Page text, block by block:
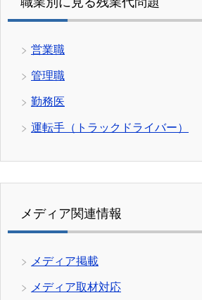
営業職
管理職
勤務医
運転手（トラックドライバー）
メディア関連情報
メディア掲載
メディア取材対応